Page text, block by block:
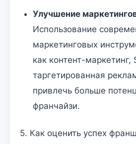
Улучшение
Использование
маркетинговых
как контент-маркетинг,
таргетированная
привлечь больше
франчайзи.
5. Как оценить успех